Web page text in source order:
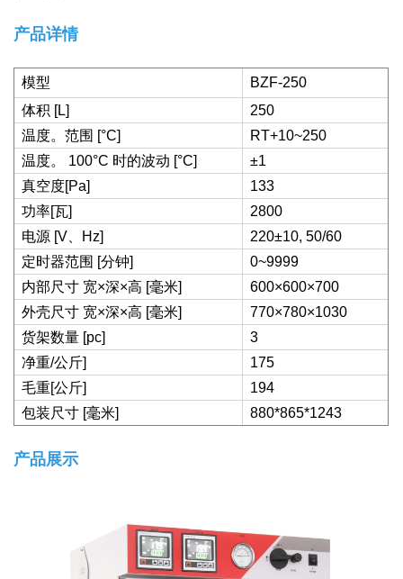
产品详情
模型
BZF-250
体积 [L]
250
温度。范围 [°C]
RT+10~250
温度。 100°C 时的波动 [°C]
±1
真空度[Pa]
133
功率[瓦]
2800
电源 [V、Hz]
220±10, 50/60
定时器范围 [分钟]
0~9999
内部尺寸 宽×深×高 [毫米]
600×600×700
外壳尺寸 宽×深×高 [毫米]
770×780×1030
货架数量 [pc]
3
净重/公斤]
175
毛重[公斤]
194
包装尺寸 [毫米]
880*865*1243
产品展示